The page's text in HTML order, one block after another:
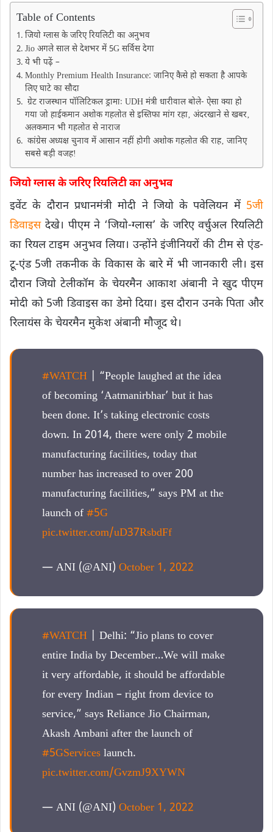
Table of Contents
जियो ग्लास के जरिए रियलिटी का अनुभव
Jio अगले साल से देशभर में 5G सर्विस देगा
ये भी पढ़ें –
Monthly Premium Health Insurance: जानिए कैसे हो सकता है आपके
लिए घाटे का सौदा
ग्रेट राजस्थान पॉलिटिकल ड्रामाः UDH मंत्री धारीवाल बोले- ऐसा क्या हो
गया जो हाईकमान अशोक गहलोत से इस्तिफा मांग रहा‚ अंदरखाने से खबर‚
अलकमान भी गहलोत से नाराज
कांग्रेस अध्यक्ष चुनाव में आसान नहीं होगी अशाेक गहलोत की राह‚ जानिए
सबसे बड़ी वजहǃ
जियो ग्लास के जरिए रियलिटी का अनुभव
इवेंट के दौरान प्रधानमंत्री मोदी ने जियो के पवेलियन में 5जी
डिवाइसदेखे। पीएम ने ‘जियो-ग्लास’ के जरिए वर्चुअल रियलिटी
का रियल टाइम अनुभव लिया। उन्होंने इंजीनियरों की टीम से एंड-
टू-एंड 5जी तकनीक के विकास के बारे में भी जानकारी ली। इस
दौरान जियो टेलीकॉम के चेयरमैन आकाश अंबानी ने खुद पीएम
मोदी को 5जी डिवाइस का डेमो दिया। इस दौरान उनके पिता और
रिलायंस के चेयरमैन मुकेश अंबानी मौजूद थे।
#WATCH | “People laughed at the idea
of becoming ‘Aatmanirbhar’ but it has
been done. It’s taking electronic costs
down. In 2014, there were only 2 mobile
manufacturing facilities, today that
number has increased to over 200
manufacturing facilities,” says PM at the
launch of #5G
pic.twitter.com/uD37RsbdFf
— ANI (@ANI) October 1, 2022
#WATCH | Delhi: “Jio plans to cover
entire India by December…We will make
it very affordable, it should be affordable
for every Indian – right from device to
service,” says Reliance Jio Chairman,
Akash Ambani after the launch of
#5GServices launch.
pic.twitter.com/GvzmJ9XYWN
— ANI (@ANI) October 1, 2022